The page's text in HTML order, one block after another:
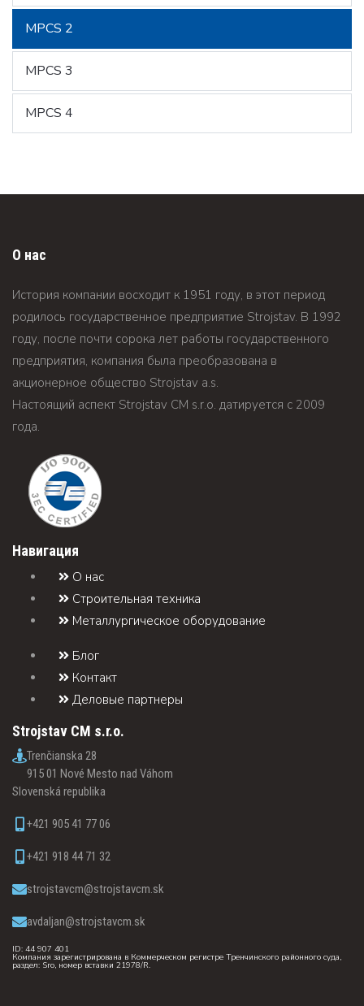
MPCS 2
MPCS 3
MPCS 4
О нас
История компании восходит к 1951 году, в этот период
родилось государственное предприятие Strojstav. В 1992
году, после почти сорока лет работы государственного
предприятия, компания была преобразована в
акционерное общество Strojstav а.s.
Настоящий аспект Strojstav CM s.r.o. датируется c 2009
года.
Навигация
О нас
Строительная техника
Металлургическое оборудование
Блог
Контакт
Деловые партнеры
Strojstav CM s.r.o.
Trenčianska 28
915 01 Nové Mesto nad Váhom
Slovenská republika
+421 905 41 77 06
+421 918 44 71 32
strojstavcm@strojstavcm.sk
avdaljan@strojstavcm.sk
ID: 44 907 401
Компания зарегистрирована в Коммерческом регистре Тренчинского районного суда,
раздел: Sro, номер вставки 21978/R.